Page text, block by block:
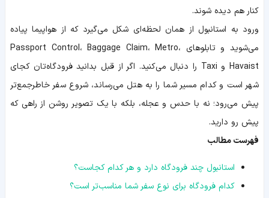
کنار هم دیده شوند.
ورود به استانبول از همان لحظه‌ای شکل می‌گیرد که از هواپیما پیاده
می‌شوید و تابلوهای Passport Control، Baggage Claim، Metro،
Havaist و Taxi را دنبال می‌کنید. اگر از قبل بدانید فرودگاه‌تان کجای
شهر است و کدام مسیر شما را به هتل می‌رساند، شروع سفر خاطرجمع‌تر
پیش می‌رود؛ نه با حدس و عجله، بلکه با یک تصویر روشن از راهی که
پیش رو دارید.
فهرست مطالب
استانبول چند فرودگاه دارد و هر کدام کجاست؟
کدام فرودگاه برای نوع سفر شما مناسب‌تر است؟